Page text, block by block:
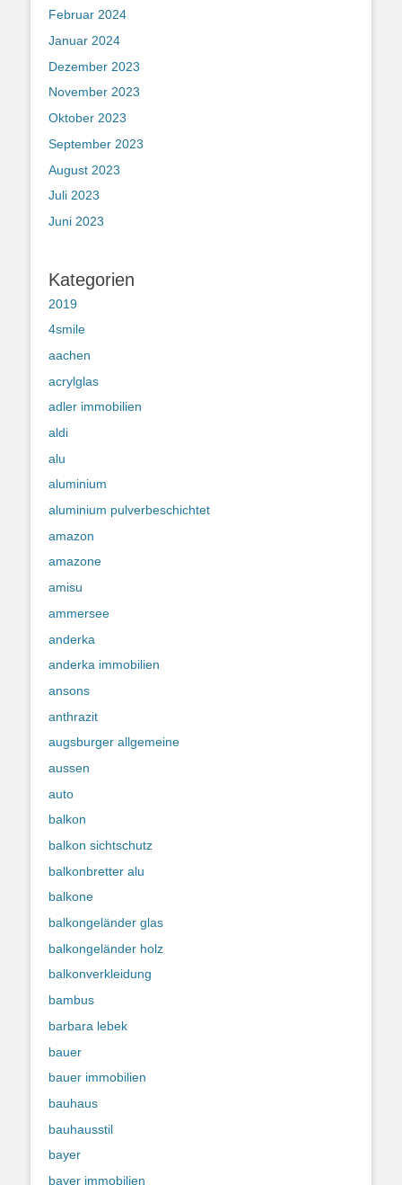
Februar 2024
Januar 2024
Dezember 2023
November 2023
Oktober 2023
September 2023
August 2023
Juli 2023
Juni 2023
Kategorien
2019
4smile
aachen
acrylglas
adler immobilien
aldi
alu
aluminium
aluminium pulverbeschichtet
amazon
amazone
amisu
ammersee
anderka
anderka immobilien
ansons
anthrazit
augsburger allgemeine
aussen
auto
balkon
balkon sichtschutz
balkonbretter alu
balkone
balkongeländer glas
balkongeländer holz
balkonverkleidung
bambus
barbara lebek
bauer
bauer immobilien
bauhaus
bauhausstil
bayer
bayer immobilien